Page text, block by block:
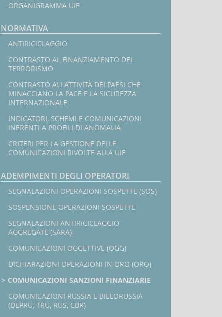
ORGANIGRAMMA UIF
NORMATIVA
ANTIRICICLAGGIO
CONTRASTO AL FINANZIAMENTO DEL
TERRORISMO
CONTRASTO ALL'ATTIVITÀ DEI PAESI CHE
MINACCIANO LA PACE E LA SICUREZZA
INTERNAZIONALE
INDICATORI, SCHEMI E COMUNICAZIONI
INERENTI A PROFILI DI ANOMALIA
CRITERI PER LA GESTIONE DELLE
COMUNICAZIONI RIVOLTE ALLA UIF
ADEMPIMENTI DEGLI OPERATORI
SEGNALAZIONI OPERAZIONI SOSPETTE (SOS)
SOSPENSIONE OPERAZIONI SOSPETTE
SEGNALAZIONI ANTIRICICLAGGIO
AGGREGATE (SARA)
COMUNICAZIONI OGGETTIVE (OGG)
DICHIARAZIONI OPERAZIONI IN ORO (ORO)
COMUNICAZIONI SANZIONI FINANZIARIE
COMUNICAZIONI RUSSIA E BIELORUSSIA
(DEPRU, TRU, RUS, CBR)